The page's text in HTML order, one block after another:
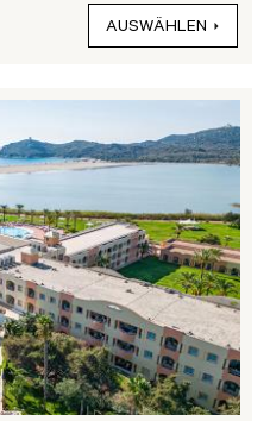
AUSWÄHLEN